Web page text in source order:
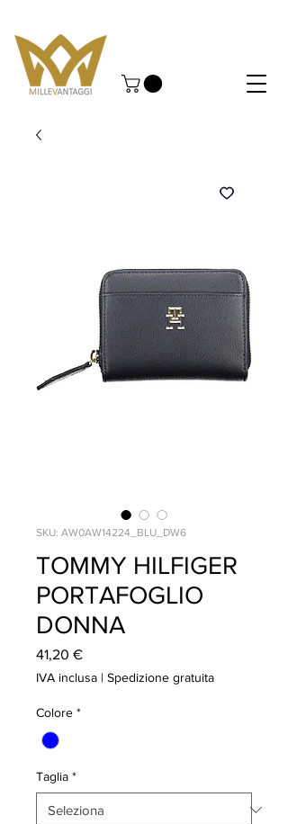
SKU: AW0AW14224_BLU_DW6
TOMMY HILFIGER
PORTAFOGLIO
DONNA
41,20 €Prezzo
IVA inclusa | Spedizione gratuita
Colore *
Taglia *